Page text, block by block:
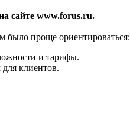
сайте www.forus.ru.
было проще ориентироваться:
и тарифы.
клиентов.